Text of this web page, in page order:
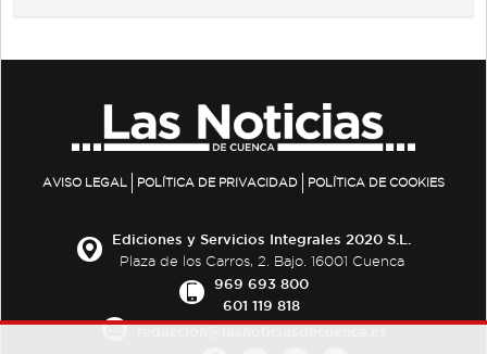
AVISO LEGAL POLÍTICA DE PRIVACIDAD POLÍTICA DE COOKIES
Ediciones y Servicios Integrales 2020 S.L.
Plaza de los Carros, 2. Bajo. 16001 Cuenca
969 693 800
601 119 818